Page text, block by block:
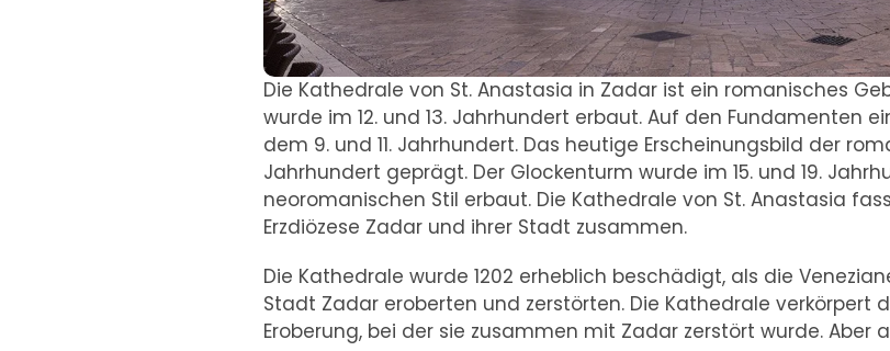
Die Kathedrale von St. Anastasia in Zadar ist ein romanisches
wurde im 12. und 13. Jahrhundert erbaut. Auf den Fundamenten
dem 9. und 11. Jahrhundert. Das heutige Erscheinungsbild der
Jahrhundert geprägt. Der Glockenturm wurde im 15. und 19.
neoromanischen Stil erbaut. Die Kathedrale von St. Anastasia
Erzdiözese Zadar und ihrer Stadt zusammen.
Die Kathedrale wurde 1202 erheblich beschädigt, als die
Stadt Zadar eroberten und zerstörten. Die Kathedrale verkörpert
Eroberung, bei der sie zusammen mit Zadar zerstört wurde. Aber